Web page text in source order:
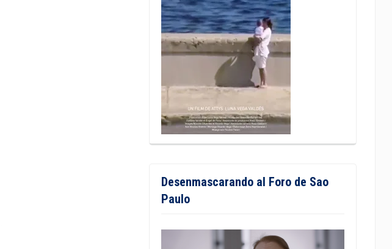
Desenmascarando al Foro de Sao
Paulo